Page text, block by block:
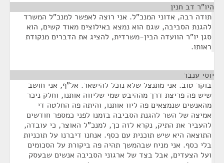
היו"ר דב חנין
תודה רבה, אדוני המנכ"ל. אני רוצה לאפשר למנכ"ל המשרד
להגנת הסביבה, שגם הוא נמצא באילוצים מאוד קשים, הוא
סגן יו"ר הוועדה הבין-משרדית, להציג את הדברים מנקודת
ראותו.
יוסי ענבר
בוקר טוב. אני מתנצל שלא נוכל להישאר. אל"ף, אני חושב
שיש פה פריצת דרך מההיבט שמי שליווה אותנו, וחלק ניכר
מהאנשים שנמצאים פה ליוו אותנו, והיתה פה החלטה די
אמיצה של השר להגנת הסביבה בזמנו לפני כמספר חודשים
להעביר את התיק, נקרא לזה כך, למנכ"ל האוצר, כי עובדה,
התוצאה היא שיש תוכנית עם כסף. אנחנו דיברנו על תוכניות
בלי כסף. אני מניח שבהמשך תהיה פה ביקורת על הסכומים
ועל הצעדים, אבל בצד של ארגוני הסביבה אנשים שבעסק